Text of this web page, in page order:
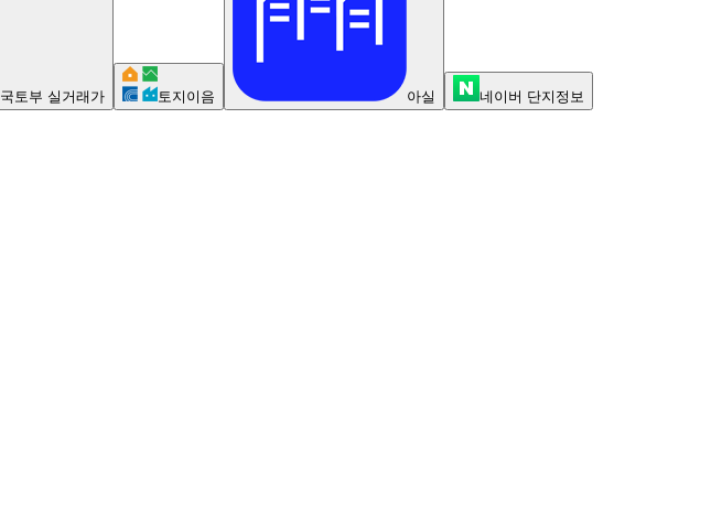
국토부 실거래가 토지이음 아실 네이버 단지정보